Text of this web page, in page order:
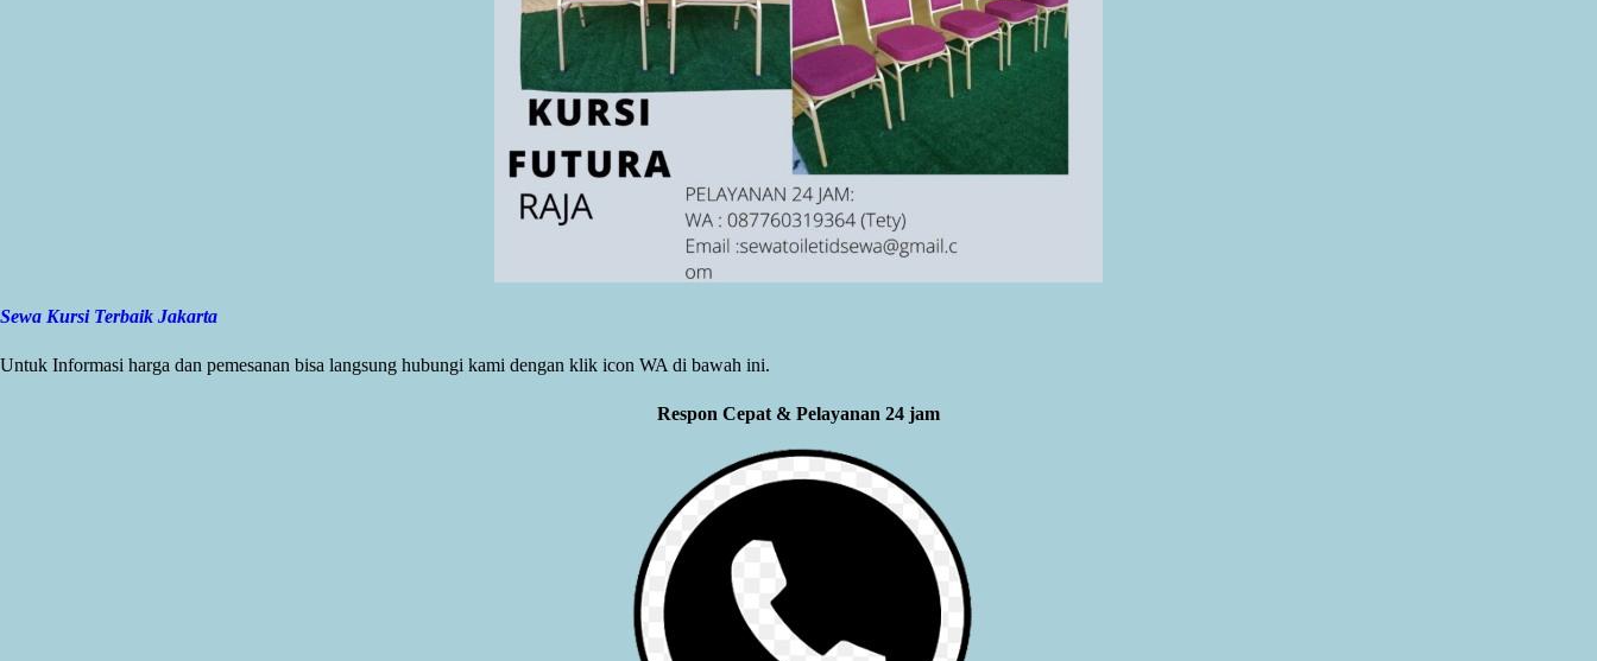
Sewa Kursi Terbaik Jakarta
Untuk Informasi harga dan pemesanan bisa langsung hubungi kami dengan klik icon WA di bawah ini.
Respon Cepat & Pelayanan 24 jam